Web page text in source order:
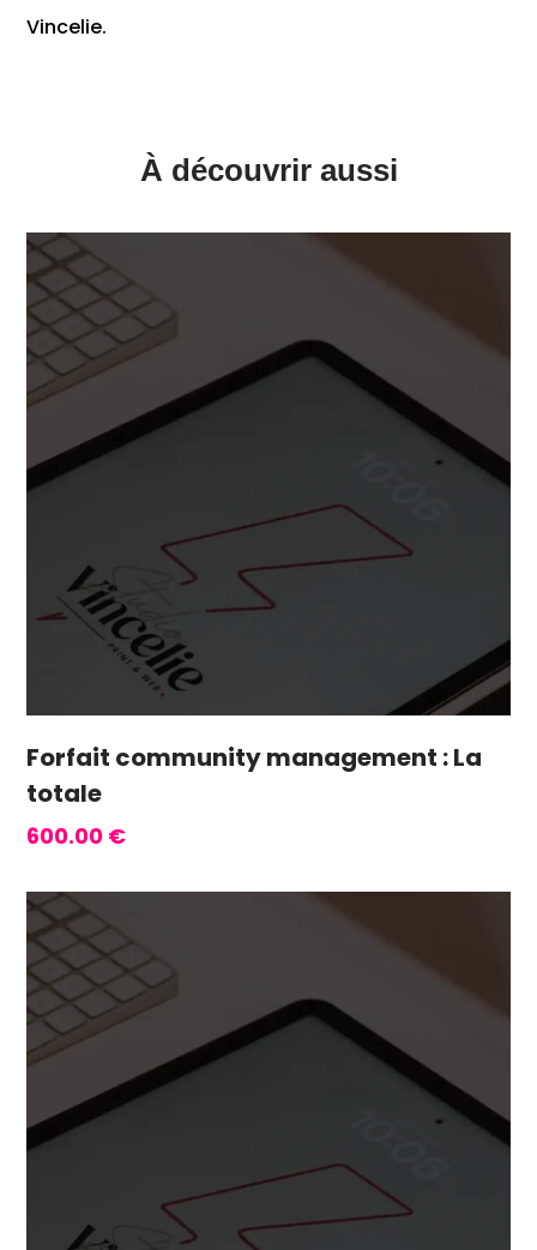
Vincelie.
À découvrir aussi
Forfait community management : La
totale
600.00 €